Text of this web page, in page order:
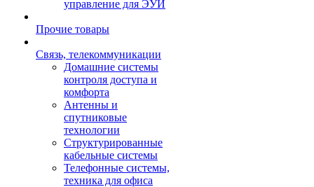
управление для ЭУИ
Прочие товары
Связь, телекоммуникации
Домашние системы
контроля доступа и
комфорта
Антенны и
спутниковые
технологии
Структурированные
кабельные системы
Телефонные системы,
техника для офиса